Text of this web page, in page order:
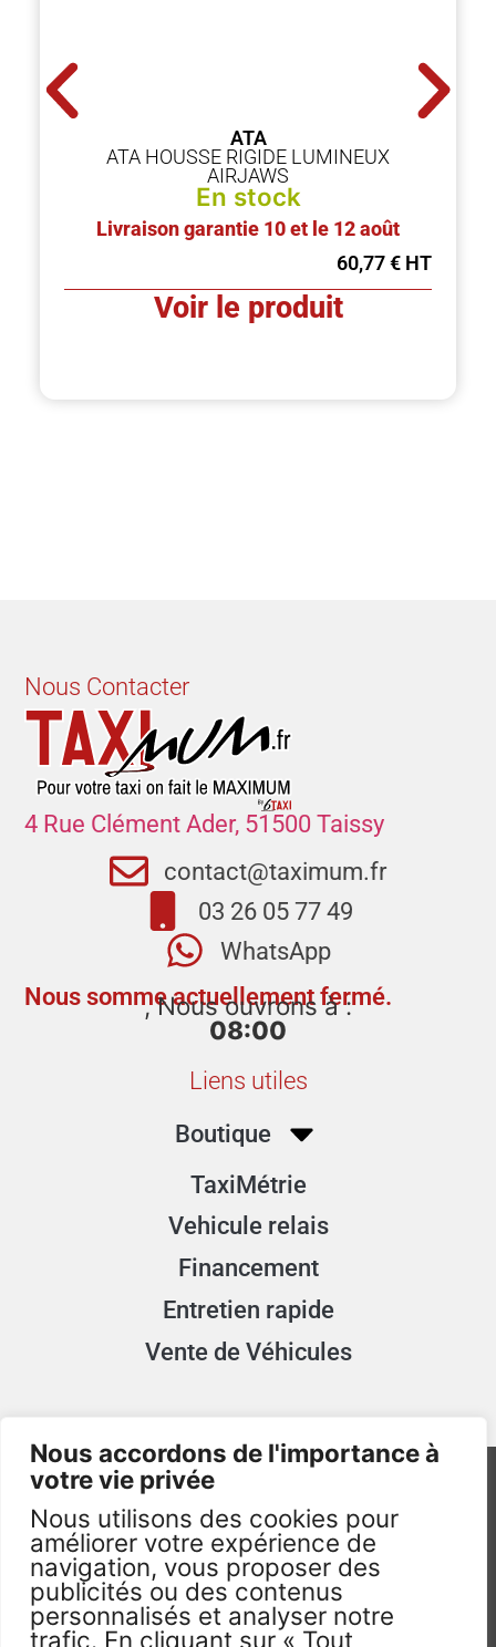
Nous accordons de l'importance à
votre vie privée
Nous utilisons des cookies pour
améliorer votre expérience de
navigation, vous proposer des
publicités ou des contenus
personnalisés et analyser notre
trafic. En cliquant sur « Tout
ATA
ATA HOUSSE RIGIDE LUMINEUX
AIRJAWS
En stock
Livraison garantie 10 et le 12 août
60,77€
Voir le produit
Nous Contacter
4 Rue Clément Ader, 51500 Taissy
contact@taximum.fr
03 26 05 77 49
WhatsApp
Nous somme actuellement fermé.
, Nous ouvrons à :
08:00
Liens utiles
Boutique
TaxiMétrie
Vehicule relais
Financement
Entretien rapide
Vente de Véhicules
TAXImum.fr - 2026 - Visuels non Contractuels -
Tous droits réservés. ©